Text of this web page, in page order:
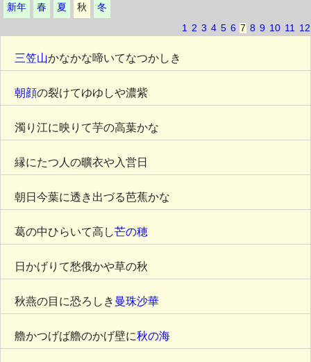
新年 春 夏 秋
冬
1 2 3 4 5 6 7 8 9 10 11 12
三笠山かなかな啼いてなつかしき
朝顔の裂けてゆゆしや濃紫
濁り江に映りて芋の高葉かな
縁にたつ人の曠衣や入営日
朝日今葉に透き出づる芭蕉かな
葛の中ひらいて高し芒の穂
日かげりて愁俄かや草の秋
秋燕の目に恐ろしき 曼珠沙華
艪かつげば艪のかげ壁に秋の海